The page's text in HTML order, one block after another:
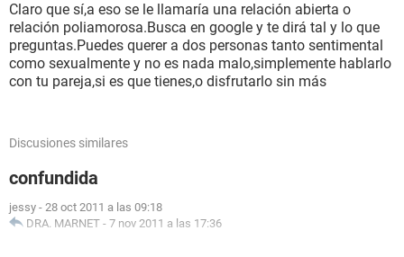
Claro que sí,a eso se le llamaría una relación abierta o
relación poliamorosa.Busca en google y te dirá tal y lo que
preguntas.Puedes querer a dos personas tanto sentimental
como sexualmente y no es nada malo,simplemente hablarlo
con tu pareja,si es que tienes,o disfrutarlo sin más
Discusiones similares
confundida
jessy - 28 oct 2011 a las 09:18
DRA. MARNET - 7 nov 2011 a las 17:36